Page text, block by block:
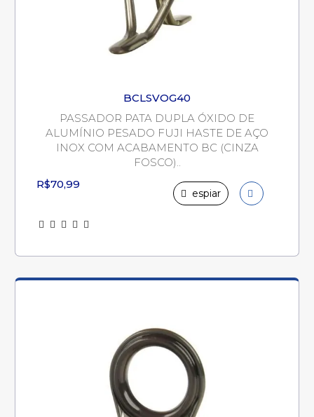
BCLSVOG40
PASSADOR PATA DUPLA ÓXIDO DE
ALUMÍNIO PESADO FUJI HASTE DE AÇO
INOX COM ACABAMENTO BC (CINZA
FOSCO)..
R$70,99
espiar